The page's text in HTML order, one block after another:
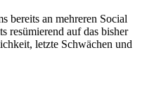
bereits an mehreren Social
resümierend auf das bisher
letzte Schwächen und